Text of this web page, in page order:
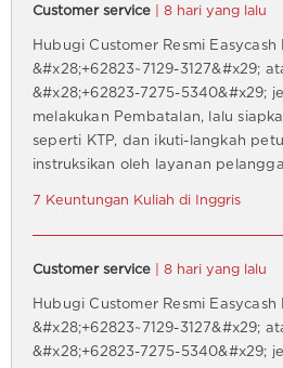
Customer service | 8 hari yang lalu
Hubugi Customer Resmi Easycash
&#x28;+62823~7129-3127&#x29;
&#x28;+62823-7275-5340&#x29;
melakukan Pembatalan, lalu
seperti KTP, dan ikuti-langkah
instruksikan oleh layanan
7 Keuntungan Kuliah di Inggris
Customer service | 8 hari yang lalu
Hubugi Customer Resmi Easycash
&#x28;+62823~7129-3127&#x29;
&#x28;+62823-7275-5340&#x29;